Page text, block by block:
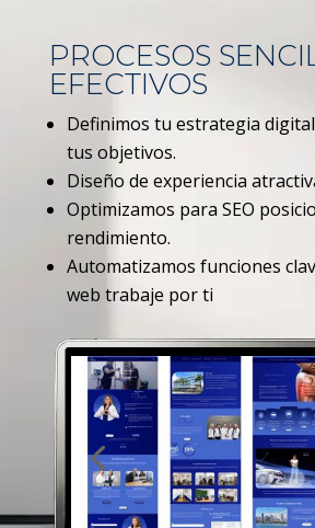
PROCESOS
EFECTIVOS
Definimos tu estrategia
tus objetivos.
Diseño de experiencia
Optimizamos para SEO
rendimiento.
Automatizamos funciones
web trabaje por ti